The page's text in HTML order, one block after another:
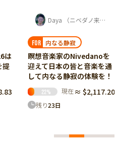
Daya （ニベダノ来日実行委員会 発起人）
内なる静寂
瞑想音楽家のNivedanoを
迎えて日本の皆と音楽を通
して内なる静寂の体験を！
% 現在 ≈ $2,117.20
23日
沖
ト
伝